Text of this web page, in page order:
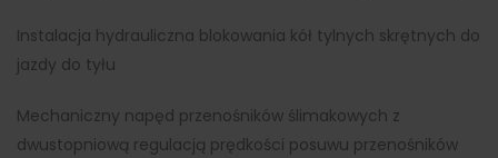
Instalacja hydrauliczna blokowania kół tylnych skrętnych do
jazdy do tyłu
Mechaniczny napęd przenośników ślimakowych z
dwustopniową regulacją prędkości posuwu przenośników